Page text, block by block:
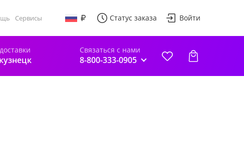
Сервисы Статус заказа Войти
Связаться с нами
8-800-333-0905